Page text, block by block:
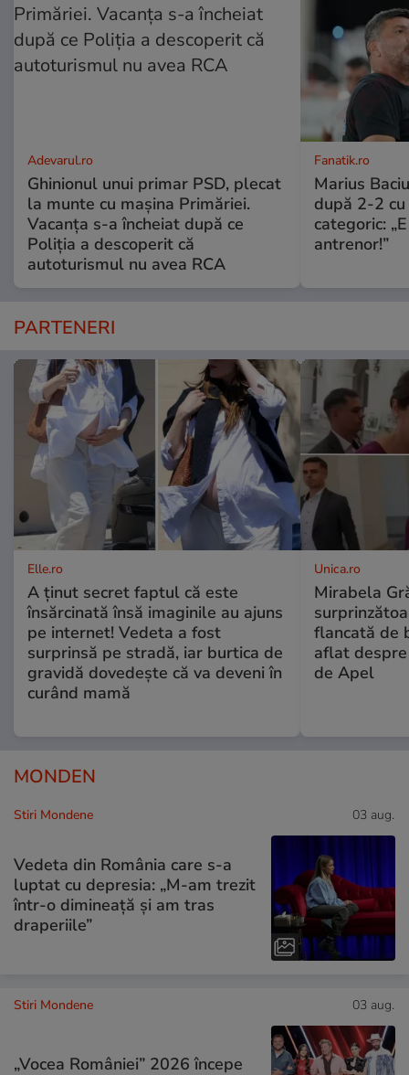
Adevarul.ro
Ghinionul unui primar PSD, plecat
la munte cu mașina Primăriei.
Vacanța s-a încheiat după ce
Poliția a descoperit că
autoturismul nu avea RCA
Fanatik.ro
Marius
după 2-2 cu
categoric:
antrenor!”
PARTENERI
Elle.ro
A ținut secret faptul că este
însărcinată însă imaginile au ajuns
pe internet! Vedeta a fost
surprinsă pe stradă, iar burtica de
gravidă dovedește că va deveni în
curând mamă
Unica.ro
Mirabela
flancată de
aflat
de Apel
MONDEN
Stiri Mondene 03 aug.
Vedeta din România care s-a
luptat cu depresia: „M-am trezit
într-o dimineață și am tras
draperiile”
Stiri Mondene 03 aug.
„Vocea României” 2026 începe